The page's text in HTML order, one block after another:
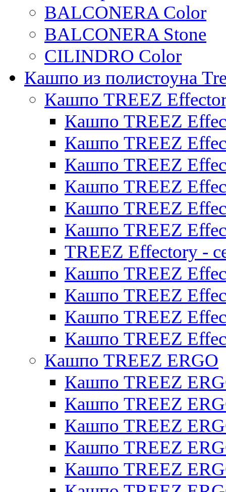
BALCONERA Color
BALCONERA Stone
CILINDRO Color
Кашпо из полистоуна
Кашпо TREEZ
Кашпо TREEZ
Кашпо TREEZ
Кашпо TREEZ
Кашпо TREEZ
Кашпо TREEZ
Кашпо TREEZ
TREEZ Effectory -
Кашпо TREEZ
Кашпо TREEZ
Кашпо TREEZ
Кашпо TREEZ
Кашпо TREEZ ERGO
Кашпо TREEZ
Кашпо TREEZ
Кашпо TREEZ
Кашпо TREEZ
Кашпо TREEZ